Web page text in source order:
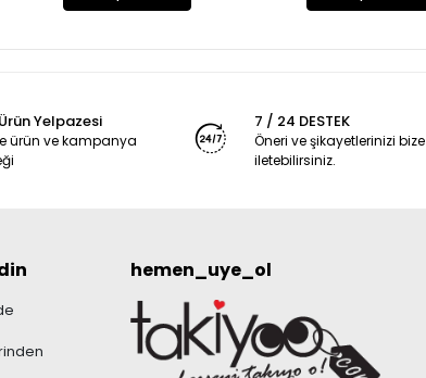
Yelpazesi
ürün ve kampanya
7 / 24 DESTEK
Öneri ve şikayetlerinizi bize
iletebilirsiniz.
hemen_uye_ol